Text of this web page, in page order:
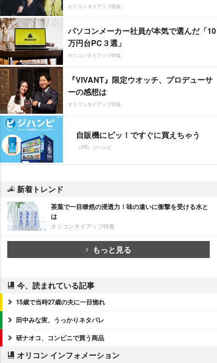
オリコンタイアップ特集
パソコンメーカー社員が本気で選んだ「10
万円台PC３選」
オリコンタイアップ特集
『VIVANT』限定ウオッチ、プロデューサ
ーの感想は
オリコンタイアップ特集
自販機にピッ！ですぐに買えちゃう
（PR）ジハンピ
新着トレンド
茶葉で一目瞭然の浸透力！味の違いに衝撃を受ける水と
は
オリコンタイアップ特集
もっと見る
今、読まれている記事
15歳で当時27歳の夫に一目惚れ
田中みな実、うっかりネタバレ
研ナオコ、コンビニで買う商品
オリコン インフォメーション